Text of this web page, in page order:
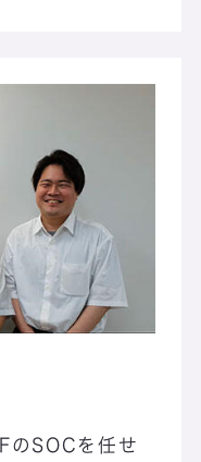
のSOCを任せ